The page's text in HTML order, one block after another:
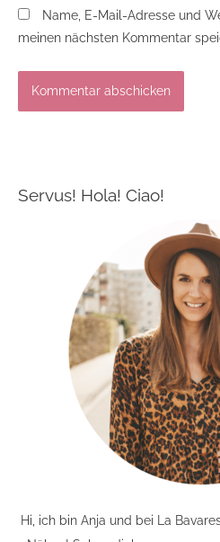
Name, E-Mail-Adresse und
meinen nächsten Kommentar
Servus! Hola! Ciao!
Hi, ich bin Anja und bei La